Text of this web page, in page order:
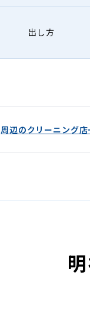
出し方
周辺のクリーニング店